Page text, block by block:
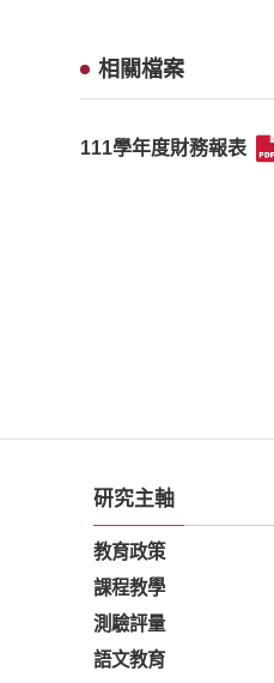
相關檔案
111學年度財務報表
研究主軸
教育政策
課程教學
測驗評量
語文教育